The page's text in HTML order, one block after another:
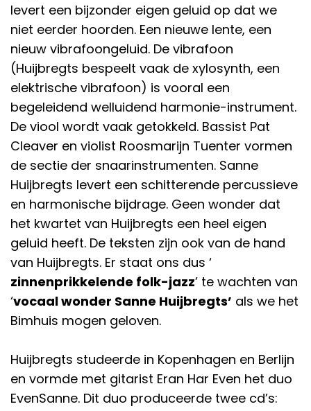
levert een bijzonder eigen geluid op dat we
niet eerder hoorden. Een nieuwe lente, een
nieuw vibrafoongeluid. De vibrafoon
(Huijbregts bespeelt vaak de xylosynth, een
elektrische vibrafoon) is vooral een
begeleidend welluidend harmonie-instrument.
De viool wordt vaak getokkeld. Bassist Pat
Cleaver en violist Roosmarijn Tuenter vormen
de sectie der snaarinstrumenten. Sanne
Huijbregts levert een schitterende percussieve
en harmonische bijdrage. Geen wonder dat
het kwartet van Huijbregts een heel eigen
geluid heeft. De teksten zijn ook van de hand
van Huijbregts. Er staat ons dus ‘
zinnenprikkelende folk-jazz’ te wachten van
‘vocaal wonder Sanne Huijbregts’ als we het
Bimhuis mogen geloven.
Huijbregts studeerde in Kopenhagen en Berlijn
en vormde met gitarist Eran Har Even het duo
EvenSanne. Dit duo produceerde twee cd’s: